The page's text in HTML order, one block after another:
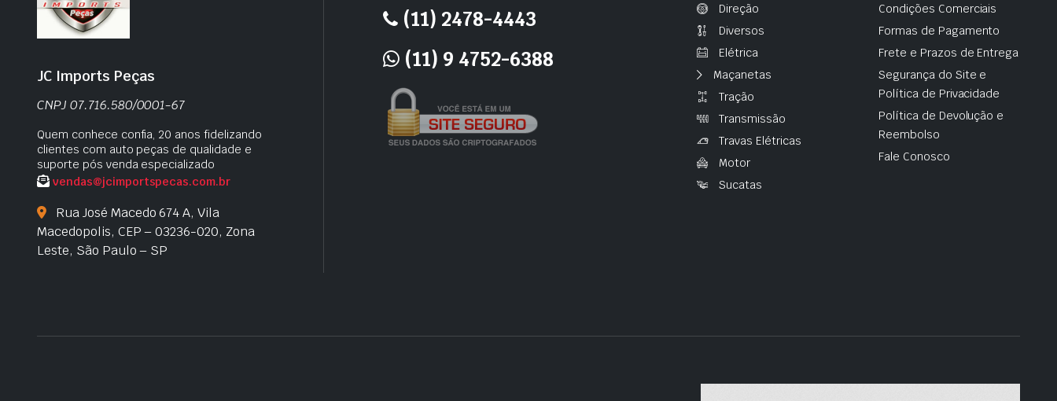
JC Imports Peças
CNPJ 07.716.580/0001-67
Quem conhece confia, 20 anos fidelizando
clientes com auto peças de qualidade e
suporte pós venda especializado
vendas@jcimportspecas.com.br
Rua José Macedo 674 A, Vila
Macedopolis, CEP – 03236-020, Zona
Leste, São Paulo – SP
(11) 2478-4443
(11) 9 4752-6388
Direção
Diversos
Elétrica
Maçanetas
Tração
Transmissão
Travas Elétricas
Motor
Sucatas
Condições Comerciais
Formas de Pagamento
Frete e Prazos de Entrega
Segurança do Site e
Política de Privacidade
Política de Devolução e
Reembolso
Fale Conosco